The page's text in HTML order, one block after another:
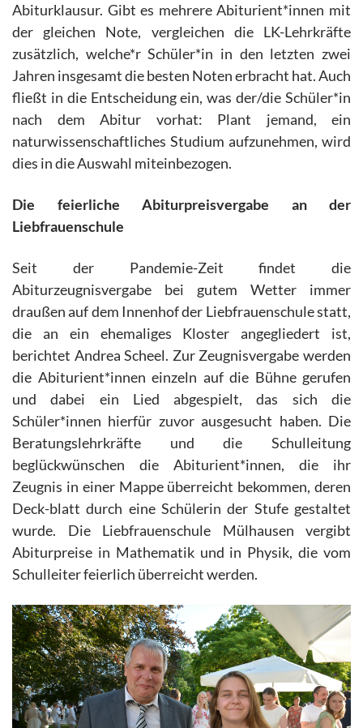
Abiturklausur. Gibt es mehrere Abiturient*innen mit
der gleichen Note, vergleichen die LK-Lehrkräfte
zusätzlich, welche*r Schüler*in in den letzten zwei
Jahren insgesamt die besten Noten erbracht hat. Auch
fließt in die Entscheidung ein, was der/die Schüler*in
nach dem Abitur vorhat: Plant jemand, ein
naturwissenschaftliches Studium aufzunehmen, wird
dies in die Auswahl miteinbezogen.
Die feierliche Abiturpreisvergabe an der
Liebfrauenschule
Seit der Pandemie-Zeit findet die
Abiturzeugnisvergabe bei gutem Wetter immer
draußen auf dem Innenhof der Liebfrauenschule statt,
die an ein ehemaliges Kloster angegliedert ist,
berichtet Andrea Scheel. Zur Zeugnisvergabe werden
die Abiturient*innen einzeln auf die Bühne gerufen
und dabei ein Lied abgespielt, das sich die
Schüler*innen hierfür zuvor ausgesucht haben. Die
Beratungslehrkräfte und die Schulleitung
beglückwünschen die Abiturient*innen, die ihr
Zeugnis in einer Mappe überreicht bekommen, deren
Deck-blatt durch eine Schülerin der Stufe gestaltet
wurde. Die Liebfrauenschule Mülhausen vergibt
Abiturpreise in Mathematik und in Physik, die vom
Schulleiter feierlich überreicht werden.